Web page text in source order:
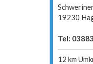
19230
Tel:
12 km